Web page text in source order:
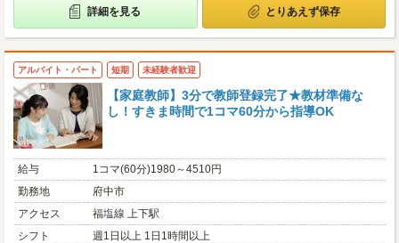
詳細を見る とりあえず保存
アルバイト・パート 短期 未経験者歓迎
【家庭教師】3分で教師登録完了★教材準備な
し！すきま時間で1コマ60分から指導OK
給与
1コマ(60分)1980～4510円
勤務地
府中市
アクセス
福塩線 上下駅
シフト
週1日以上 1日1時間以上